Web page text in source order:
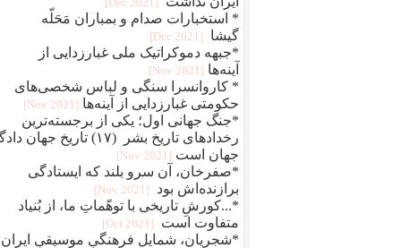
* استخبارات صدام و بمباران مَحَلّه
گیشا
[2021 Dec]
*جبهه دموکراتیک ملی غبارزدایی از
آینه‌ها [2021 Nov]
* کاروانسرا سنگی و لباس شخصی‌های
حکومتی غبارزدایی از آینه‌ها [2021 Nov]
*جنگ جهانی اول؛ یکی از برجسته‌ترین
رخدادهای تاریخ بشر (۱۷) تاریخ جهان
جهان است [2021 Nov]
*صفرخان، آن سرو بلند که ایستادگی
برازنده‌اش بود
[2021 Nov]
*...کورشِ تاریخی با توهّماتِ ما، از بُنیاد
متفاوت است
[2021 Oct]
*شجریان، شمایلِ فرهنگیِ موسیقیِ ایران